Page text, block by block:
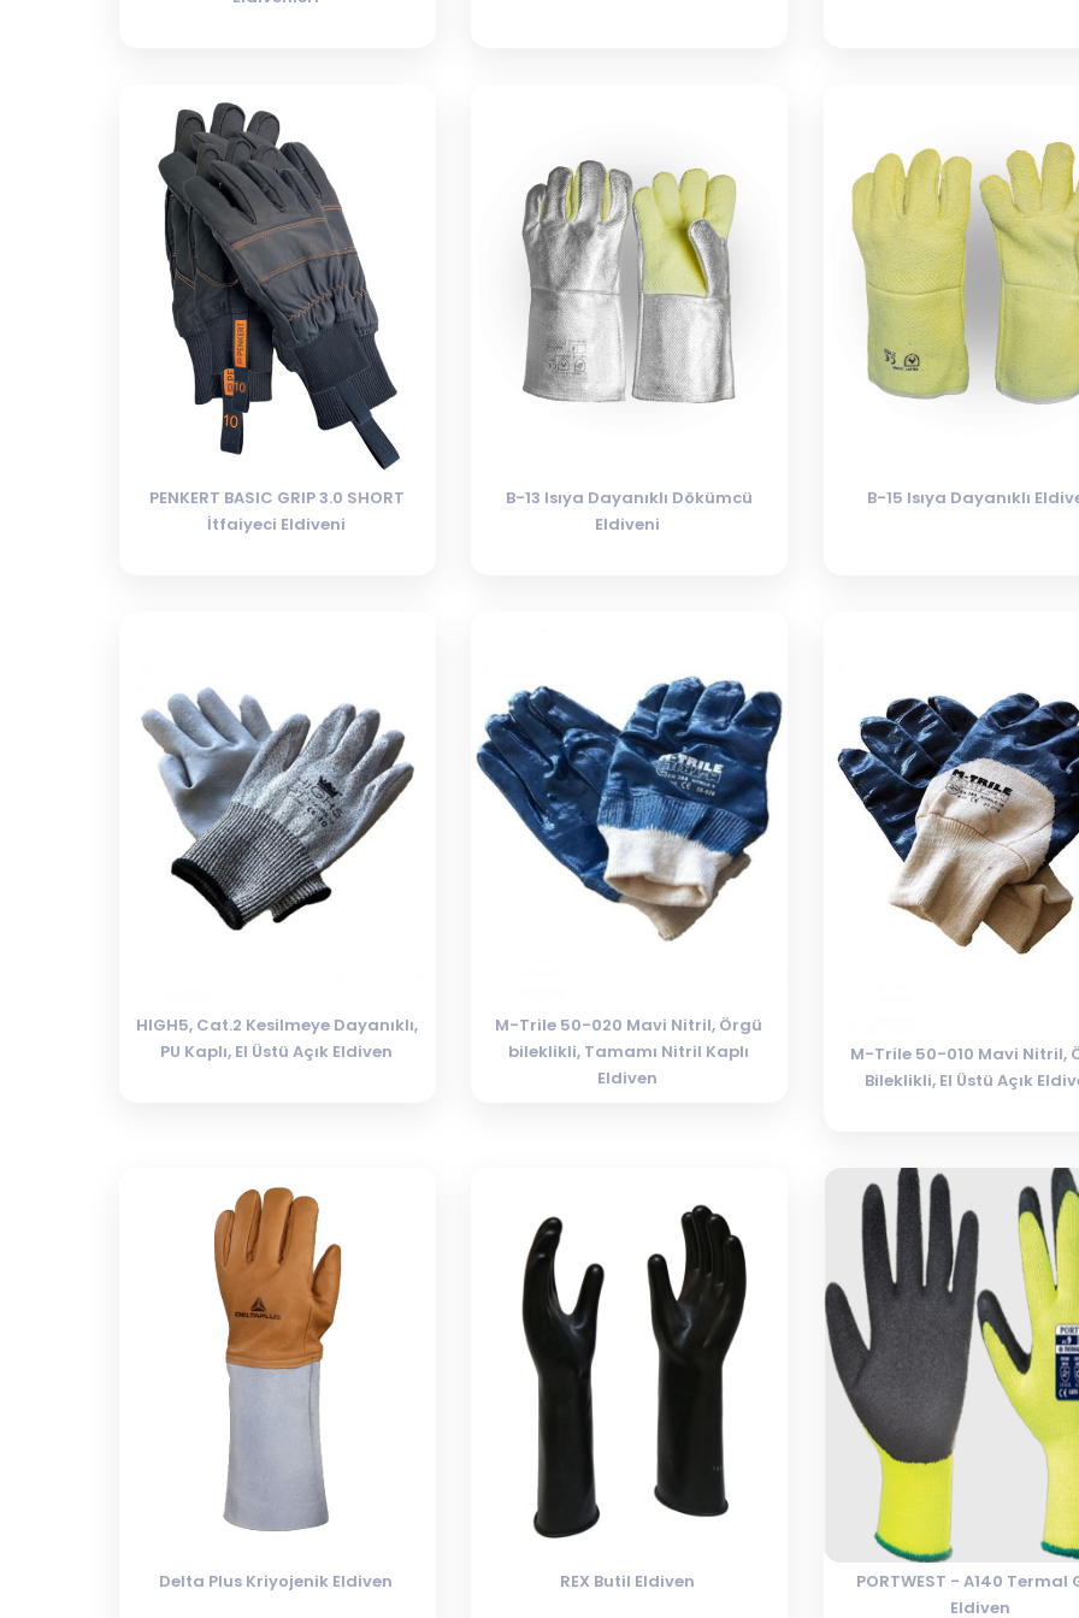
PENKERT BASIC GRIP 3.0 SHORT
İtfaiyeci Eldiveni
B-13 Isıya Dayanıklı Dökümcü
Eldiveni
B-15 Isıya Dayanıklı
HIGH5, Cat.2 Kesilmeye Dayanıklı,
PU Kaplı, El Üstü Açık Eldiven
M-Trile 50-020 Mavi Nitril, Örgü
bileklikli, Tamamı Nitril Kaplı
Eldiven
M-Trile 50-010 Mavi Nitril,
Bileklikli, El Üstü Açık
Delta Plus Kriyojenik Eldiven REX Butil Eldiven
PORTWEST - A140 Termal
Eldiven